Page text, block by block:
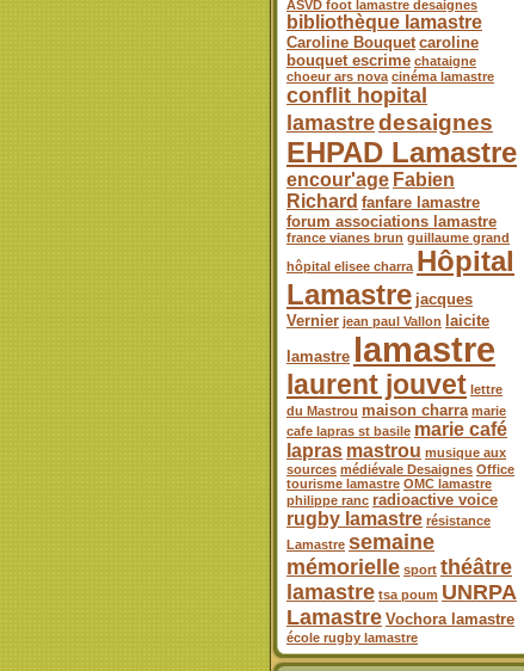
ASVD foot lamastre desaignes
bibliothèque lamastre
Caroline Bouquet caroline
bouquet escrime chataigne
choeur ars nova cinéma lamastre
conflit hopital
lamastredesaignes
EHPAD Lamastre
encour'age Fabien
Richard fanfare lamastre
forum associations lamastre
france vianes brun guillaume grand
hôpital elisee charra Hôpital
Lamastre jacques
Vernier jean paul Vallon
laicite
lamastre lamastre
laurent jouvet lettre
du Mastrou maison charra marie
cafe lapras st basile marie café
lapras mastrou musique aux
sources médiévale Desaignes Office
tourisme lamastre OMC lamastre
philippe ranc radioactive voice
rugby lamastre résistance
Lamastre semaine
mémorielle sport théâtre
lamastre tsa poum UNRPA
Lamastre Vochora lamastre
école rugby lamastre